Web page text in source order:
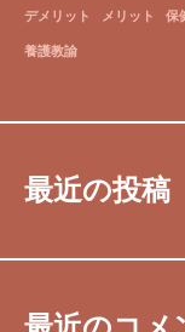
デメリット メリット 保
養護教諭
最近の投稿